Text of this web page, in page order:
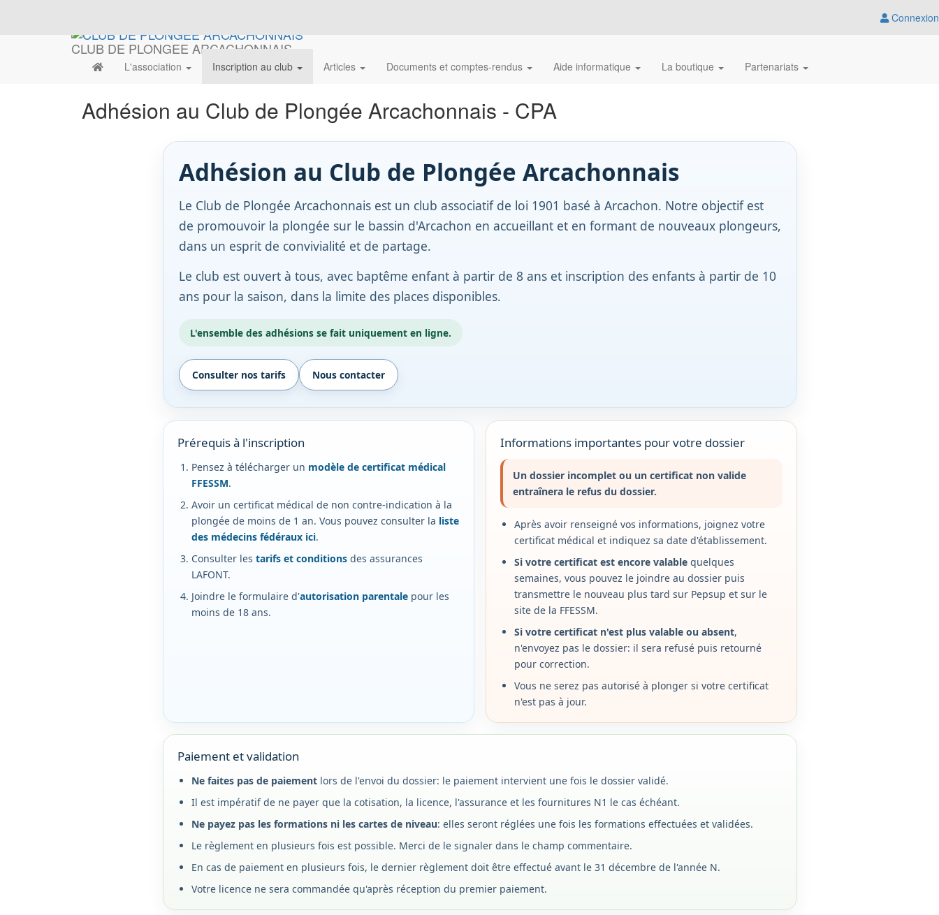
Connexion
CLUB DE PLONGEE ARCACHONNAIS
L'association Inscription au club Articles Documents et comptes-rendus Aide informatique La boutique Partenariats
Adhésion au Club de Plongée Arcachonnais - CPA
Adhésion au Club de Plongée Arcachonnais
Le Club de Plongée Arcachonnais est un club associatif de loi 1901 basé à Arcachon. Notre objectif est
de promouvoir la plongée sur le bassin d'Arcachon en accueillant et en formant de nouveaux plongeurs,
dans un esprit de convivialité et de partage.
Le club est ouvert à tous, avec baptême enfant à partir de 8 ans et inscription des enfants à partir de 10
ans pour la saison, dans la limite des places disponibles.
L'ensemble des adhésions se fait uniquement en ligne.
Consulter nos tarifs Nous contacter
Prérequis à l'inscription
Pensez à télécharger un modèle de certificat médical
FFESSM.
Avoir un certificat médical de non contre-indication à la
plongée de moins de 1 an. Vous pouvez consulter la liste
des médecins fédéraux ici.
Consulter les tarifs et conditions des assurances
LAFONT.
Joindre le formulaire d'autorisation parentale pour les
moins de 18 ans.
Informations importantes pour votre dossier
Un dossier incomplet ou un certificat non valide
entraînera le refus du dossier.
Après avoir renseigné vos informations, joignez votre
certificat médical et indiquez sa date d'établissement.
Si votre certificat est encore valable quelques
semaines, vous pouvez le joindre au dossier puis
transmettre le nouveau plus tard sur Pepsup et sur le
site de la FFESSM.
Si votre certificat n'est plus valable ou absent,
n'envoyez pas le dossier: il sera refusé puis retourné
pour correction.
Vous ne serez pas autorisé à plonger si votre certificat
n'est pas à jour.
Paiement et validation
Ne faites pas de paiement lors de l'envoi du dossier: le paiement intervient une fois le dossier validé.
Il est impératif de ne payer que la cotisation, la licence, l'assurance et les fournitures N1 le cas échéant.
Ne payez pas les formations ni les cartes de niveau: elles seront réglées une fois les formations effectuées et validées.
Le règlement en plusieurs fois est possible. Merci de le signaler dans le champ commentaire.
En cas de paiement en plusieurs fois, le dernier règlement doit être effectué avant le 31 décembre de l'année N.
Votre licence ne sera commandée qu'après réception du premier paiement.